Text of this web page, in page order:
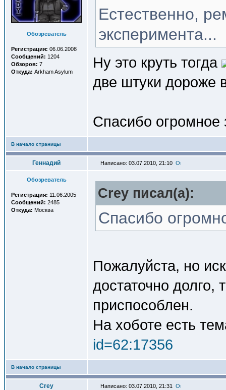
Обозреватель
Регистрация: 06.06.2008
Сообщений: 1204
Обзоров: 7
Откуда: Arkham Asylum
Естественно,
эксперимента...
Ну это круть тогда
две штуки дороже
Спасибо
В начало страницы
Геннадий Написано: 03.07.2010, 21:10
Обозреватель
Регистрация: 11.06.2005
Сообщений: 2485
Откуда: Москва
Crey писал(a):
Спасибо
Пожалуйста, но
достаточно долго,
приспособлен.
На хоботе есть
id=62:17356
В начало страницы
Crey Написано: 03.07.2010, 21:31